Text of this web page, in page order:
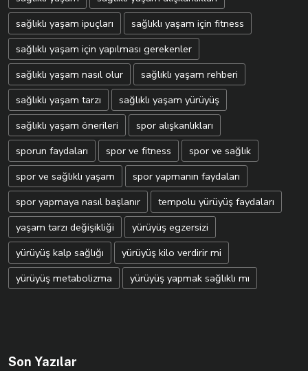
sağlıklı yaşam ipuçları
sağlıklı yaşam için fitness
sağlıklı yaşam için yapılması gerekenler
sağlıklı yaşam nasıl olur
sağlıklı yaşam rehberi
sağlıklı yaşam tarzı
sağlıklı yaşam yürüyüş
sağlıklı yaşam önerileri
spor alışkanlıkları
sporun faydaları
spor ve fitness
spor ve sağlık
spor ve sağlıklı yaşam
spor yapmanın faydaları
spor yapmaya nasıl başlanır
tempolu yürüyüş faydaları
yaşam tarzı değişikliği
yürüyüş egzersizi
yürüyüş kalp sağlığı
yürüyüş kilo verdirir mi
yürüyüş metabolizma
yürüyüş yapmak sağlıklı mı
Son Yazılar